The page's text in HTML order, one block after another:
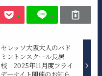
セレッソ大阪大人のバド
ミントンスクール長居
校 2025年11月度フライ